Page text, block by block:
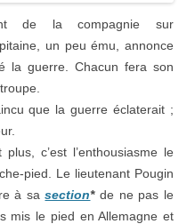
de la compagnie sur
un peu ému, annonce
la guerre. Chacun fera son
que la guerre éclaterait ;
c’est l’enthousiasme le
pied. Le lieutenant Pougin
à sasection* de ne pas le
mis le pied en Allemagne et